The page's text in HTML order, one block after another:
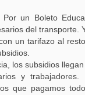
un Boleto
del transporte.
un tarifazo al
los subsidios
y trabajadores.
que pagamos